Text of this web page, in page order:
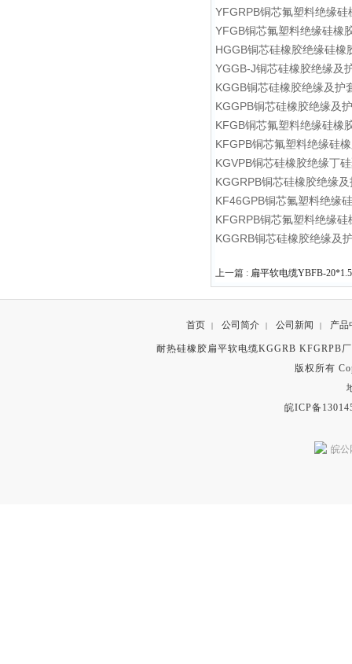
YFGRPB铜芯氟塑料绝缘
YFGB铜芯氟塑料绝缘硅橡
HGGB铜芯硅橡胶绝缘硅橡
YGGB-J铜芯硅橡胶绝缘及
KGGB铜芯硅橡胶绝缘及护
KGGPB铜芯硅橡胶绝缘及
KFGB铜芯氟塑料绝缘硅橡
KFGPB铜芯氟塑料绝缘硅
KGVPB铜芯硅橡胶绝缘丁
KGGRPB铜芯硅橡胶绝缘
KF46GPB铜芯氟塑料绝缘
KFGRPB铜芯氟塑料绝缘
KGGRB铜芯硅橡胶绝缘及
上一篇 : 扁平软电缆YBFB-20*1.5
首页 | 公司简介 | 公司新闻 | 产品
耐热硅橡胶扁平软电缆KGGRB KFGRPB
版权所有
皖ICP备
皖公